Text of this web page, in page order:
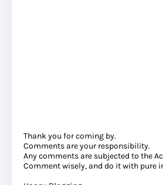
Thank you for coming by.
Comments are your responsibility.
Any comments are subjected to the
Comment wisely, and do it with pure